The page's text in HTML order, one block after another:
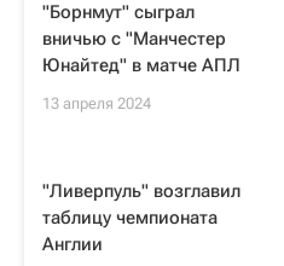
"Борнмут" сыграл
вничью с "Манчестер
Юнайтед" в матче АПЛ
13 апреля 2024
"Ливерпуль" возглавил
таблицу чемпионата
Англии